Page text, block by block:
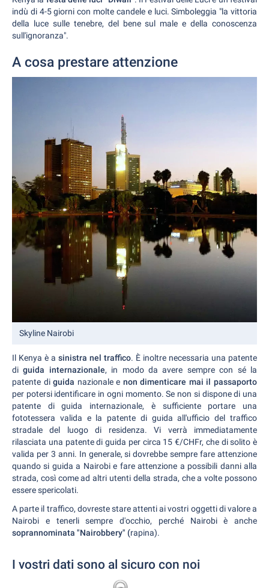
indù di 4-5 giorni con molte candele e luci. Simboleggia "la vittoria
della luce sulle tenebre, del bene sul male e della conoscenza
sull'ignoranza".
A cosa prestare attenzione
Skyline Nairobi
Il Kenya è a sinistra nel traffico. È inoltre necessaria una patente
diguida internazionale, in
modo da avere sempre con sé la
patente diguida nazionale e non dimenticare mai il passaporto
per potersi identificare in ogni momento. Se non si dispone di una
patente di guida internazionale, è sufficiente portare una
fototessera valida e la patente di guida all'ufficio del traffico
stradale del luogo di residenza. Vi verrà immediatamente
rilasciata una patente di guida per circa 15 €/CHFr, che di solito è
valida per 3 anni. In generale, si dovrebbe sempre fare attenzione
quando si guida a Nairobi e fare attenzione a possibili danni alla
strada, così come ad altri utenti della strada, che a volte possono
essere spericolati.
A parte il traffico, dovreste stare attenti ai vostri oggetti di valore a
Nairobi e tenerli sempre d'occhio, perché Nairobi è anche
soprannominata "Nairobbery" (rapina).
I vostri dati sono al sicuro con noi